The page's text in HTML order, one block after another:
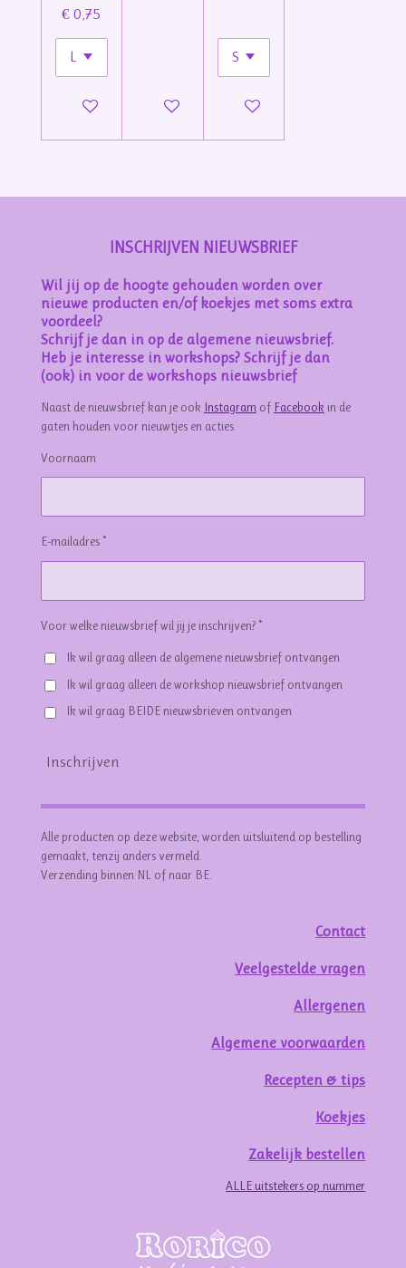
€ 0,75
In winkelwagenIn winkelwagenIn winkelwagen
INSCHRIJVEN NIEUWSBRIEF
Wil jij op de hoogte gehouden worden over
nieuwe producten en/of koekjes met soms extra
voordeel?
Schrijf je dan in op de algemene nieuwsbrief.
Heb je interesse in workshops? Schrijf je dan
(ook) in voor de workshops nieuwsbrief
Naast de nieuwsbrief kan je ook Instagram of Facebook in de
gaten houden voor nieuwtjes en acties.
Voornaam
E-mailadres *
Voor welke nieuwsbrief wil jij je inschrijven? *
Ik wil graag alleen de algemene nieuwsbrief ontvangen
Ik wil graag alleen de workshop nieuwsbrief ontvangen
Ik wil graag BEIDE nieuwsbrieven ontvangen
Inschrijven
Alle producten op deze website, worden uitsluitend op bestelling
gemaakt, tenzij anders vermeld.
Verzending binnen NL of naar BE.
Contact
Veelgestelde vragen
Allergenen
Algemene voorwaarden
Recepten & tips
Koekjes
Zakelijk bestellen
ALLE uitstekers op nummer